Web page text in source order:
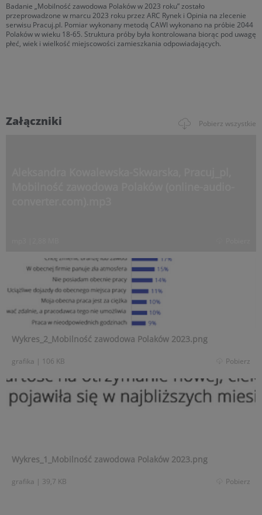
Badanie „Mobilność zawodowa Polaków w 2023 roku” zostało
przeprowadzone w marcu 2023 roku przez ARC Rynek i Opinia na zlecenie
serwisu Pracuj.pl. Pomiar wykonany metodą CAWI wykonano na próbie 2044
Polaków w wieku 18-65. Struktura próby była kontrolowana biorąc pod uwagę
płeć, wiek i wielkość miejscowości zamieszkania odpowiadających.
Załączniki Pobierz wszystkie
Wykres_2_Mobilność zawodowa Polaków 2023.png
grafika | 106 KB Pobierz
Wykres_1_Mobilność zawodowa Polaków 2023.png
grafika | 39,7 KB Pobierz